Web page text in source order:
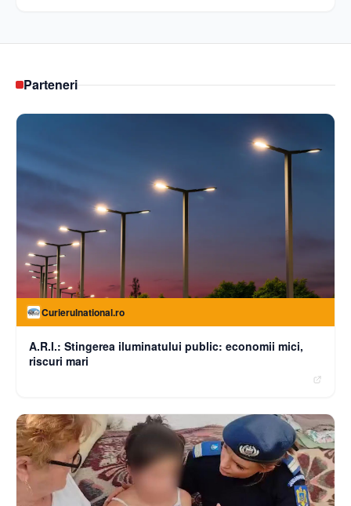
Parteneri
Curierulnational.ro
A.R.I.: Stingerea iluminatului public: economii mici,
riscuri mari